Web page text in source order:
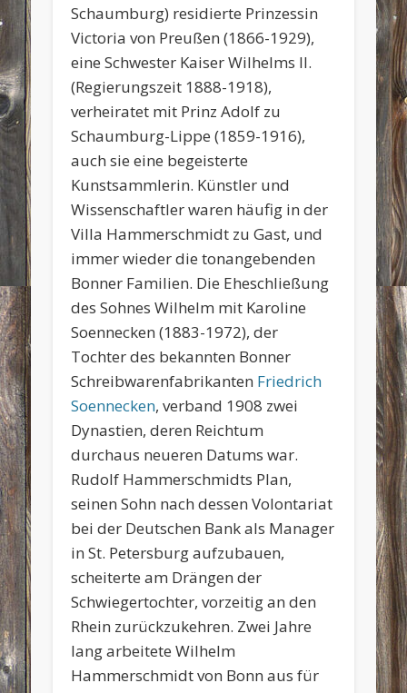
Schaumburg) residierte Prinzessin
Victoria von Preußen (1866-1929),
eine Schwester Kaiser Wilhelms II.
(Regierungszeit 1888-1918),
verheiratet mit Prinz Adolf zu
Schaumburg-Lippe (1859-1916),
auch sie eine begeisterte
Kunstsammlerin. Künstler und
Wissenschaftler waren häufig in der
Villa Hammerschmidt zu Gast, und
immer wieder die tonangebenden
Bonner Familien. Die Eheschließung
des Sohnes Wilhelm mit Karoline
Soennecken (1883-1972), der
Tochter des bekannten Bonner
Schreibwarenfabrikanten Friedrich
Soennecken, verband 1908 zwei
Dynastien, deren Reichtum
durchaus neueren Datums war.
Rudolf Hammerschmidts Plan,
seinen Sohn nach dessen Volontariat
bei der Deutschen Bank als Manager
in St. Petersburg aufzubauen,
scheiterte am Drängen der
Schwiegertochter, vorzeitig an den
Rhein zurückzukehren. Zwei Jahre
lang arbeitete Wilhelm
Hammerschmidt von Bonn aus für